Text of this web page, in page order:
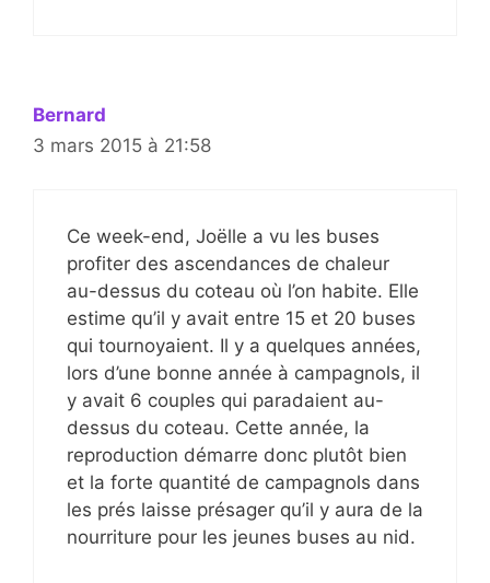
Bernard
3 mars 2015 à 21:58
Ce week-end, Joëlle a vu les buses
profiter des ascendances de chaleur
au-dessus du coteau où l’on habite. Elle
estime qu’il y avait entre 15 et 20 buses
qui tournoyaient. Il y a quelques années,
lors d’une bonne année à campagnols, il
y avait 6 couples qui paradaient au-
dessus du coteau. Cette année, la
reproduction démarre donc plutôt bien
et la forte quantité de campagnols dans
les prés laisse présager qu’il y aura de la
nourriture pour les jeunes buses au nid.